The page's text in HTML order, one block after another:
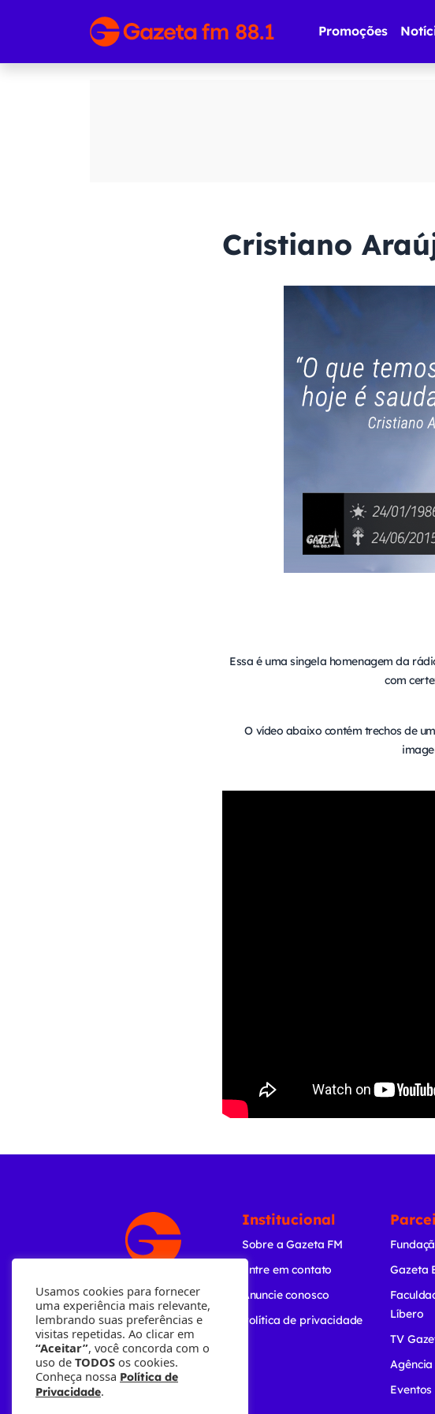
Promoções
Cristiano
Essa é uma singela homenagem da
com
O vídeo abaixo contém trechos de
Institucional
Sobre a Gazeta FM
Entre em contato
Anuncie conosco
Política de privacidade
Gazeta
Líbero
TV
Agência
Eventos
Usamos cookies para fornecer
uma experiência mais relevante,
lembrando suas preferências e
visitas repetidas. Ao clicar em
“Aceitar”, você concorda com o
uso de TODOS os cookies.
Conheça nossa Política de
Privacidade.